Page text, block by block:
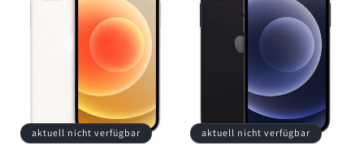
aktuell nicht verfügbar aktuell nicht verfügbar